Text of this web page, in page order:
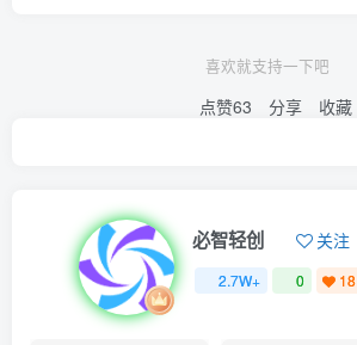
喜欢就支持一下吧
点赞63 分享 收藏
必智轻创 关注
2.7W+ 0 18